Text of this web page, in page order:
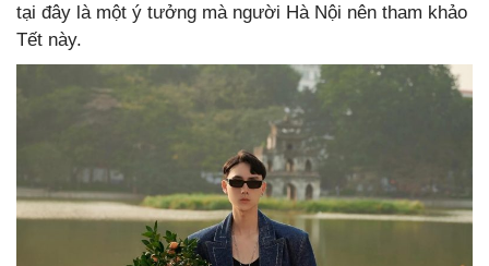
tại đây là một ý tưởng mà người Hà Nội nên tham khảo
Tết này.